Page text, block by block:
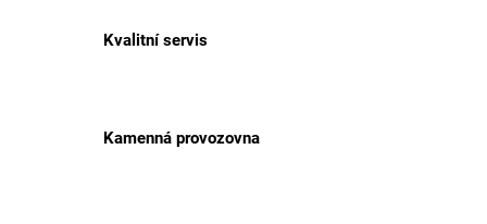
Kvalitní servis
Kamenná provozovna